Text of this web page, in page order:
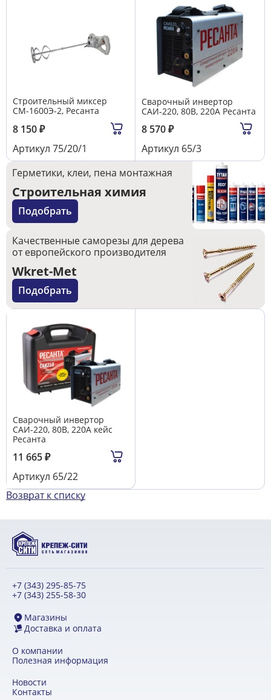
Строительный миксер
СМ-1600Э-2, Ресанта
8 150₽
Артикул 75/20/1
Сварочный инвертор
САИ-220, 80В, 220А Ресанта
8 570₽
Артикул 65/3
Герметики, клеи, пена монтажная
Строительная химия
Подобрать
Качественные саморезы для дерева
от европейского производителя
Wkret-Met
Подобрать
Сварочный инвертор
САИ-220, 80В, 220А кейс
Ресанта
11 665₽
Артикул 65/22
Возврат к списку
+7 (343) 295-85-75
+7 (343) 255-58-30
Магазины
Доставка и оплата
О компании
Полезная информация
Новости
Контакты